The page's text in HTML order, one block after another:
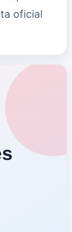
oficial